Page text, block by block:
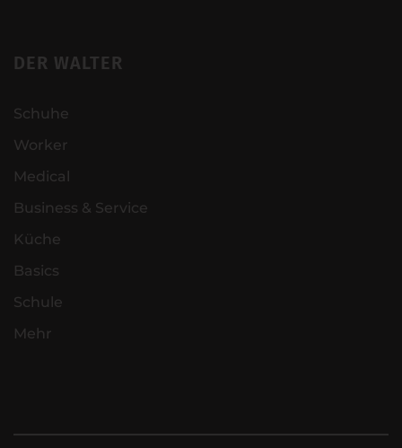
DER WALTER
Schuhe
Worker
Medical
Business & Service
Küche
Basics
Schule
Mehr